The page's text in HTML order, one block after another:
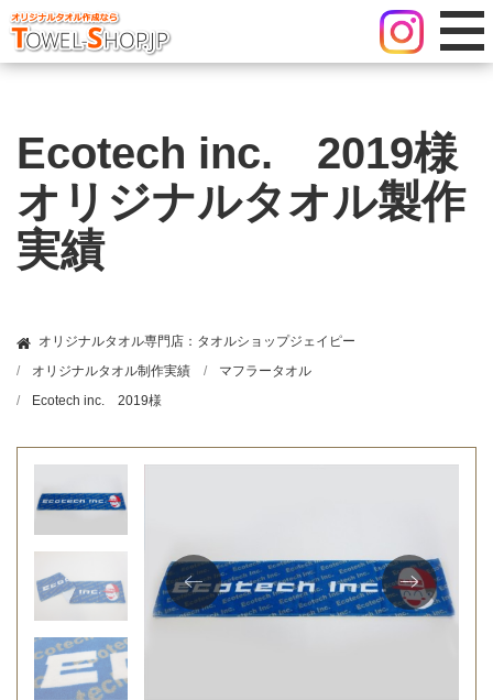
Ecotech inc. 2019様
オリジナルタオル製作
実績
オリジナルタオル専門店：タオルショップジェイピー
オリジナルタオル制作実績
マフラータオル
Ecotech inc. 2019様